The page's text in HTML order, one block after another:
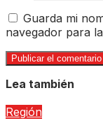
Guarda mi
navegador para
Lea también
Región